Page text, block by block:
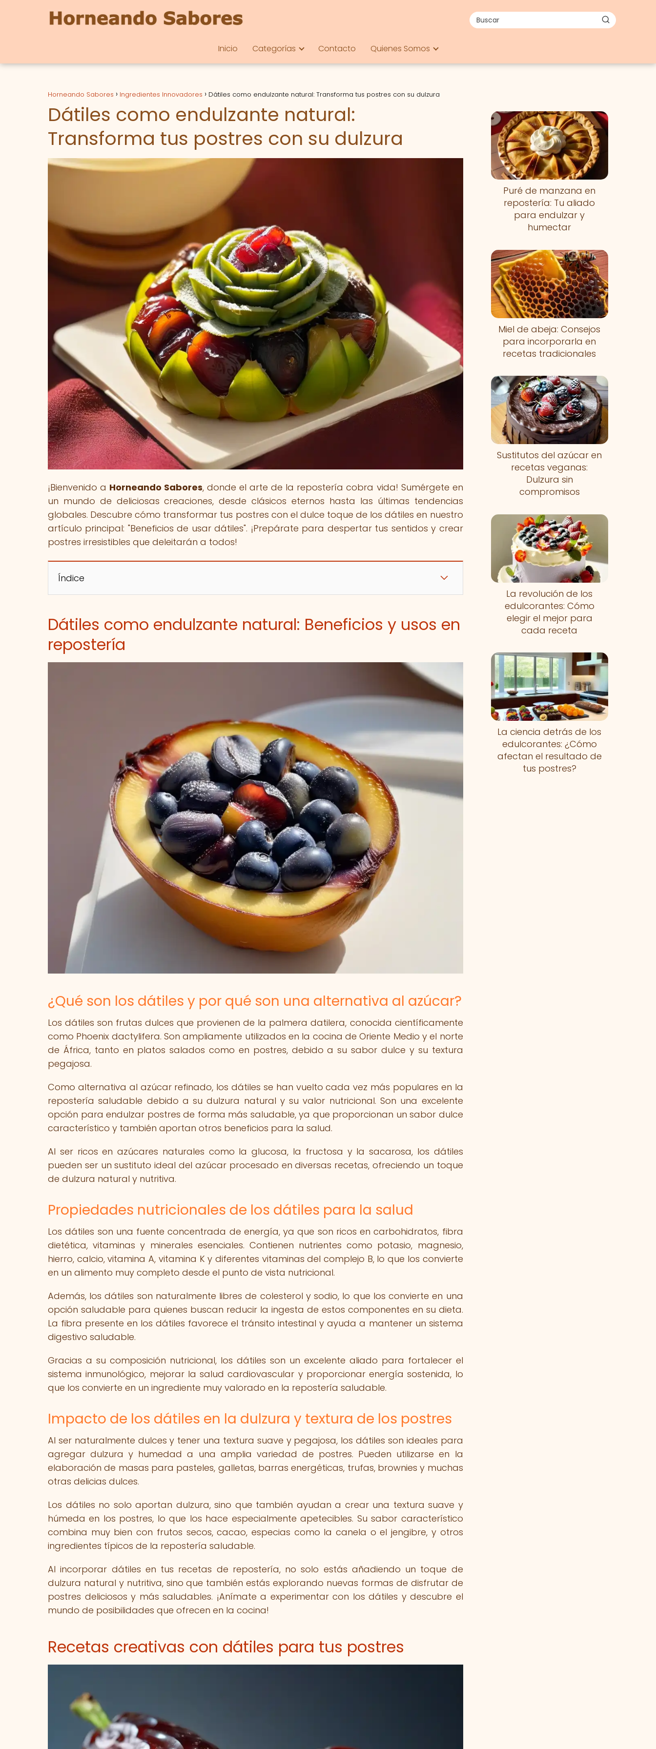
Inicio Categorías Contacto Quienes Somos
Horneando Sabores Ingredientes Innovadores Dátiles como endulzante natural: Transforma tus postres con su dulzura
Dátiles como endulzante natural:
Transforma tus postres con su dulzura
¡Bienvenido a Horneando Sabores, donde el arte de la repostería cobra vida! Sumérgete en
un mundo de deliciosas creaciones, desde clásicos eternos hasta las últimas tendencias
globales. Descubre cómo transformar tus postres con el dulce toque de los dátiles en nuestro
artículo principal: "Beneficios de usar dátiles". ¡Prepárate para despertar tus sentidos y crear
postres irresistibles que deleitarán a todos!
Índice
Dátiles como endulzante natural: Beneficios y usos en
repostería
¿Qué son los dátiles y por qué son una alternativa al azúcar?
Los dátiles son frutas dulces que provienen de la palmera datilera, conocida científicamente
como Phoenix dactylifera. Son ampliamente utilizados en la cocina de Oriente Medio y el norte
de África, tanto en platos salados como en postres, debido a su sabor dulce y su textura
pegajosa.
Como alternativa al azúcar refinado, los dátiles se han vuelto cada vez más populares en la
repostería saludable debido a su dulzura natural y su valor nutricional. Son una excelente
opción para endulzar postres de forma más saludable, ya que proporcionan un sabor dulce
característico y también aportan otros beneficios para la salud.
Al ser ricos en azúcares naturales como la glucosa, la fructosa y la sacarosa, los dátiles
pueden ser un sustituto ideal del azúcar procesado en diversas recetas, ofreciendo un toque
de dulzura natural y nutritiva.
Propiedades nutricionales de los dátiles para la salud
Los dátiles son una fuente concentrada de energía, ya que son ricos en carbohidratos, fibra
dietética, vitaminas y minerales esenciales. Contienen nutrientes como potasio, magnesio,
hierro, calcio, vitamina A, vitamina K y diferentes vitaminas del complejo B, lo que los convierte
en un alimento muy completo desde el punto de vista nutricional.
Además, los dátiles son naturalmente libres de colesterol y sodio, lo que los convierte en una
opción saludable para quienes buscan reducir la ingesta de estos componentes en su dieta.
La fibra presente en los dátiles favorece el tránsito intestinal y ayuda a mantener un sistema
digestivo saludable.
Gracias a su composición nutricional, los dátiles son un excelente aliado para fortalecer el
sistema inmunológico, mejorar la salud cardiovascular y proporcionar energía sostenida, lo
que los convierte en un ingrediente muy valorado en la repostería saludable.
Impacto de los dátiles en la dulzura y textura de los postres
Al ser naturalmente dulces y tener una textura suave y pegajosa, los dátiles son ideales para
agregar dulzura y humedad a una amplia variedad de postres. Pueden utilizarse en la
elaboración de masas para pasteles, galletas, barras energéticas, trufas, brownies y muchas
otras delicias dulces.
Los dátiles no solo aportan dulzura, sino que también ayudan a crear una textura suave y
húmeda en los postres, lo que los hace especialmente apetecibles. Su sabor característico
combina muy bien con frutos secos, cacao, especias como la canela o el jengibre, y otros
ingredientes típicos de la repostería saludable.
Al incorporar dátiles en tus recetas de repostería, no solo estás añadiendo un toque de
dulzura natural y nutritiva, sino que también estás explorando nuevas formas de disfrutar de
postres deliciosos y más saludables. ¡Anímate a experimentar con los dátiles y descubre el
mundo de posibilidades que ofrecen en la cocina!
Recetas creativas con dátiles para tus postres
Puré de manzana en
repostería: Tu aliado
para endulzar y
humectar
Miel de abeja: Consejos
para incorporarla en
recetas tradicionales
Sustitutos del azúcar en
recetas veganas:
Dulzura sin
compromisos
La revolución de los
edulcorantes: Cómo
elegir el mejor para
cada receta
La ciencia detrás de los
edulcorantes: ¿Cómo
afectan el resultado de
tus postres?